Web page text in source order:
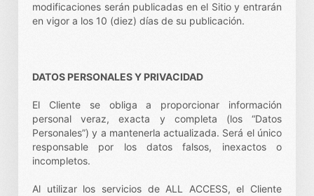
modificaciones serán publicadas en el Sitio y entrarán
en vigor a los 10 (diez) días de su publicación.
DATOS PERSONALES Y PRIVACIDAD
El Cliente se obliga a proporcionar información
personal veraz, exacta y completa (los “Datos
Personales”) y a mantenerla actualizada. Será el único
responsable por los datos falsos, inexactos o
incompletos.
Al utilizar los servicios de ALL ACCESS, el Cliente